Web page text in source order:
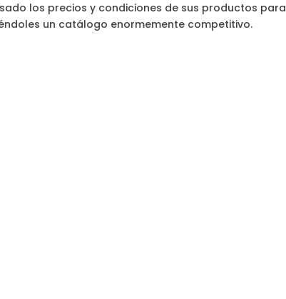
los precios y condiciones de sus productos para
un catálogo enormemente competitivo.